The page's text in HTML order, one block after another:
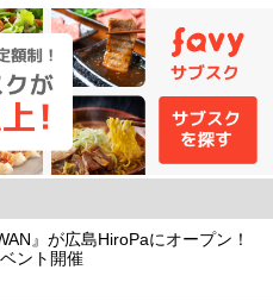
』が広島HiroPaにオープン！
ント開催